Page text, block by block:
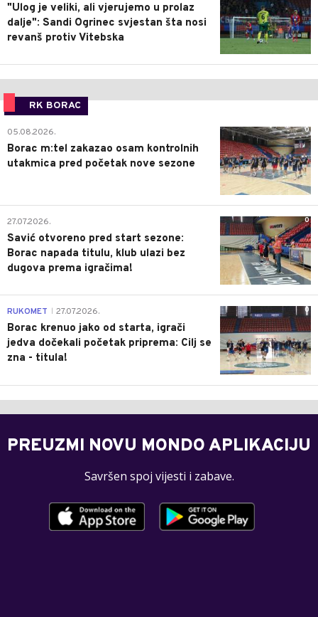
"Ulog je veliki, ali vjerujemo u prolaz
dalje": Sandi Ogrinec svjestan šta nosi
revanš protiv Vitebska
RK BORAC
0
05.08.2026.
Borac m:tel zakazao osam kontrolnih
utakmica pred početak nove sezone
0
27.07.2026.
Savić otvoreno pred start sezone:
Borac napada titulu, klub ulazi bez
dugova prema igračima!
0
RUKOMET 27.07.2026.
Borac krenuo jako od starta, igrači
jedva dočekali početak priprema: Cilj se
zna - titula!
PREUZMI NOVU MONDO APLIKACIJU
Savršen spoj vijesti i zabave.